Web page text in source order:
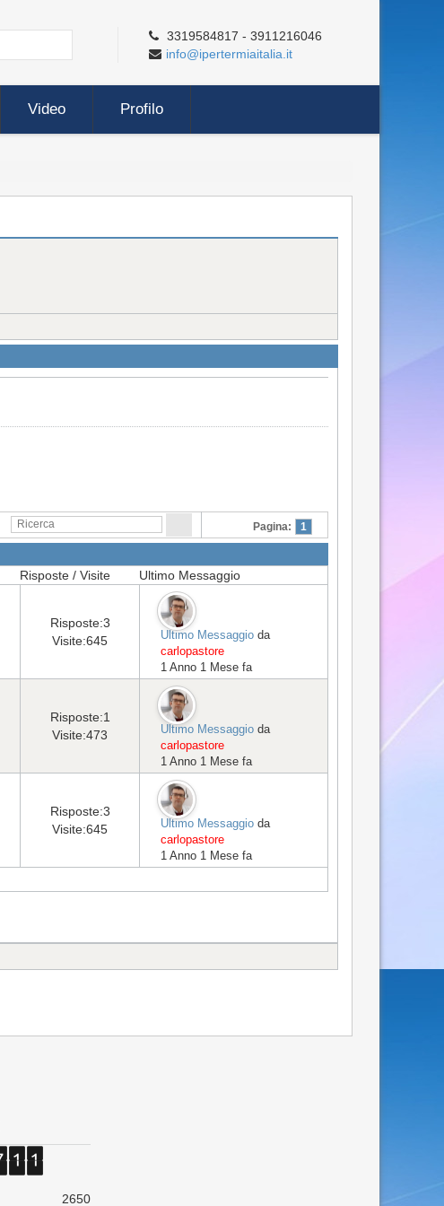
3319584817 - 3911216046
info@ipertermiaitalia.it
Video Profilo
Pagina: 1
Risposte / Visite Ultimo Messaggio
Risposte:3
Visite:645 Ultimo Messaggio da
carlopastore
1 Anno 1 Mese fa
Risposte:1
Visite:473 Ultimo Messaggio da
carlopastore
1 Anno 1 Mese fa
Risposte:3
Visite:645 Ultimo Messaggio da
carlopastore
1 Anno 1 Mese fa
2650